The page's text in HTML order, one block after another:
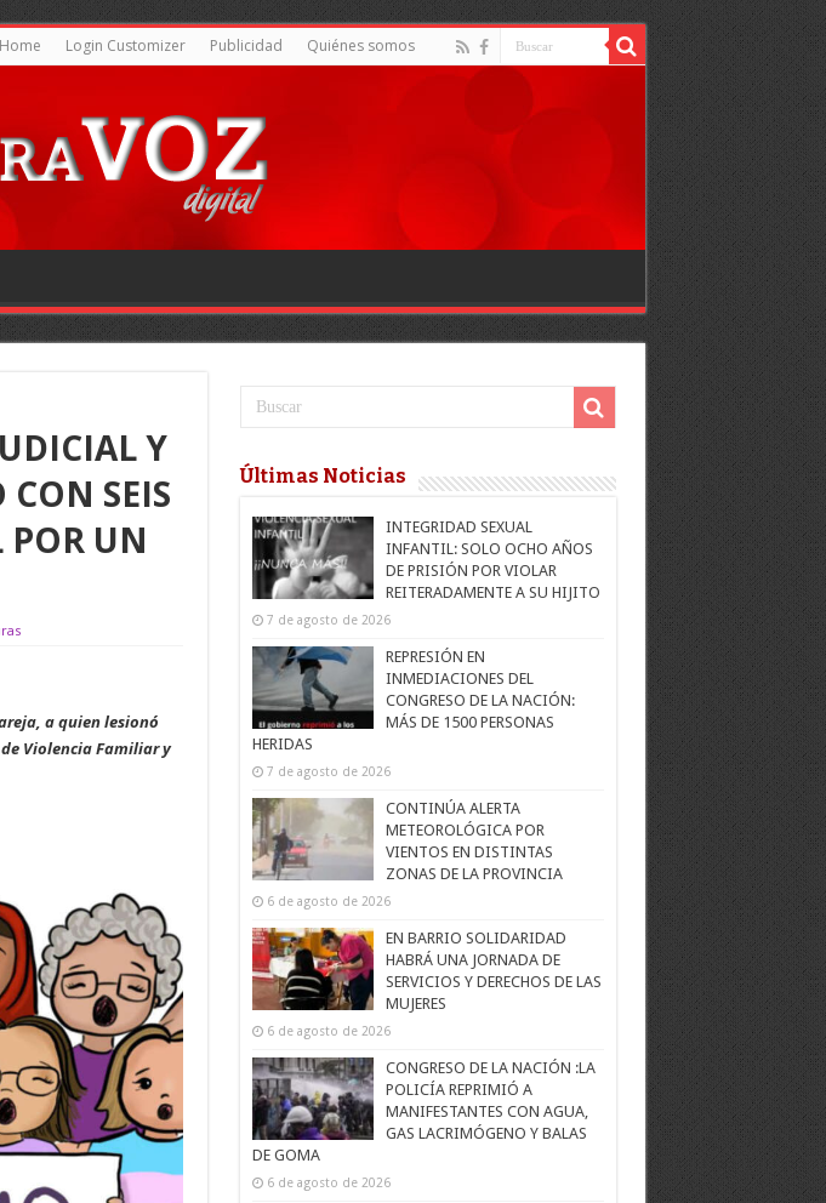
Home Login Customizer Publicidad Quiénes somos
Y
SEIS
POR UN
a quien lesionó
Violencia Familiar y
Últimas Noticias
INTEGRIDAD SEXUAL
INFANTIL: SOLO OCHO AÑOS
DE PRISIÓN POR VIOLAR
REITERADAMENTE A SU HIJITO
7 de agosto de 2026
REPRESIÓN EN
INMEDIACIONES DEL
CONGRESO DE LA NACIÓN:
MÁS DE 1500 PERSONAS
HERIDAS
7 de agosto de 2026
CONTINÚA ALERTA
METEOROLÓGICA POR
VIENTOS EN DISTINTAS
ZONAS DE LA PROVINCIA
6 de agosto de 2026
EN BARRIO SOLIDARIDAD
HABRÁ UNA JORNADA DE
SERVICIOS Y DERECHOS DE LAS
MUJERES
6 de agosto de 2026
CONGRESO DE LA NACIÓN :LA
POLICÍA REPRIMIÓ A
MANIFESTANTES CON AGUA,
GAS LACRIMÓGENO Y BALAS
DE GOMA
6 de agosto de 2026